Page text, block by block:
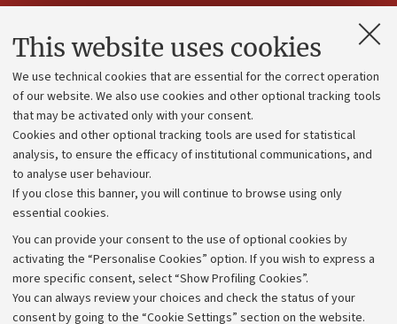
This website uses cookies
We use technical cookies that are essential for the correct operation
of our website. We also use cookies and other optional tracking tools
that may be activated only with your consent.
Cookies and other optional tracking tools are used for statistical
analysis, to ensure the efficacy of institutional communications, and
to analyse user behaviour.
If you close this banner, you will continue to browse using only
essential cookies.
You can provide your consent to the use of optional cookies by
activating the “Personalise Cookies” option. If you wish to express a
more specific consent, select “Show Profiling Cookies”.
You can always review your choices and check the status of your
consent by going to the “Cookie Settings” section on the website.
Contacts and certified e-mail (PEC)
Administrative divisions
Work with us
Alumni community
Strategic plan
University budgets
Calls and competitions
Transparent administration
Appeals lodged